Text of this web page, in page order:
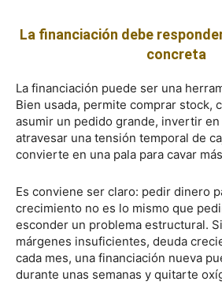
La financiación debe
concreta
La financiación puede ser una
Bien usada, permite comprar stock,
asumir un pedido grande, invertir en
atravesar una tensión temporal de
convierte en una pala para cavar
Es conviene ser claro: pedir dinero
crecimiento no es lo mismo que
esconder un problema estructural.
márgenes insuficientes, deuda
cada mes, una financiación nueva
durante unas semanas y quitarte